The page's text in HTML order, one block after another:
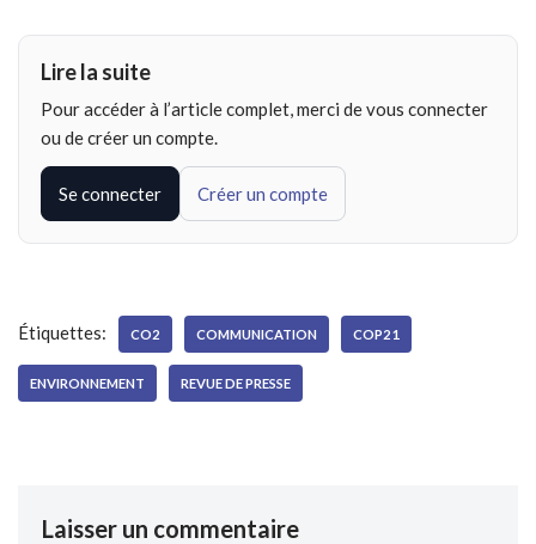
Lire la suite
Pour accéder à l’article complet, merci de vous connecter
ou de créer un compte.
Se connecter Créer un compte
Étiquettes: CO2 COMMUNICATION COP21
ENVIRONNEMENT REVUE DE PRESSE
Laisser un commentaire